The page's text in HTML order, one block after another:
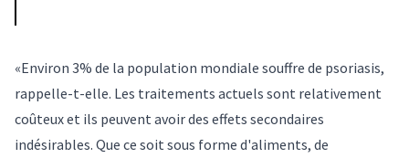
«Environ 3% de la population mondiale souffre de psoriasis,
rappelle-t-elle. Les traitements actuels sont relativement
coûteux et ils peuvent avoir des effets secondaires
indésirables. Que ce soit sous forme d'aliments, de